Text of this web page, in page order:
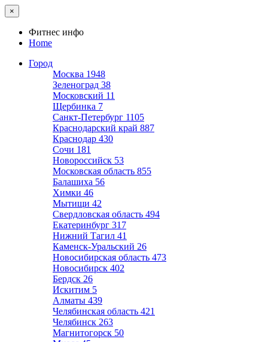
×
Фитнес инфо
Home
Город
Москва 1948
Зеленоград 38
Московский 11
Щербинка 7
Санкт-Петербург 1105
Краснодарский край 887
Краснодар 430
Сочи 181
Новороссийск 53
Московская область 855
Балашиха 56
Химки 46
Мытищи 42
Свердловская область 494
Екатеринбург 317
Нижний Тагил 41
Каменск-Уральский 26
Новосибирская область 473
Новосибирск 402
Бердск 26
Искитим 5
Алматы 439
Челябинская область 421
Челябинск 263
Магнитогорск 50